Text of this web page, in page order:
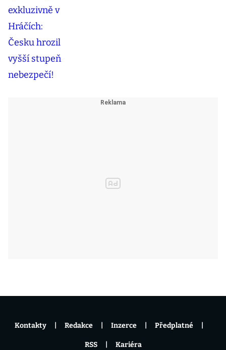
Kontakty Redakce Inzerce Předplatné
RSS Kariéra